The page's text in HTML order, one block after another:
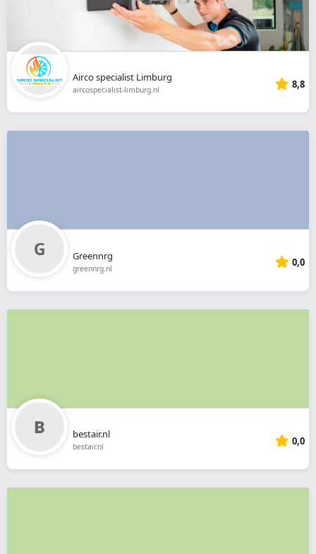
Airco specialist Limburg
aircospecialist-limburg.nl 8,8
Greennrg
greennrg.nl 0,0
bestair.nl
bestair.nl 0,0